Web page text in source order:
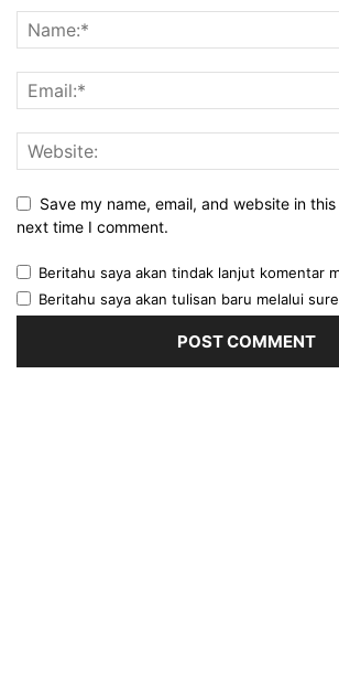
Save my name, email, and website in
next time I comment.
Beritahu saya akan tindak lanjut komentar
Beritahu saya akan tulisan baru melalui